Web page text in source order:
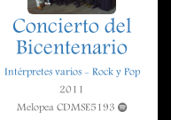
Concierto del
Bicentenario
Intérpretes varios - Rock y Pop
2011
Melopea CDMSE5193